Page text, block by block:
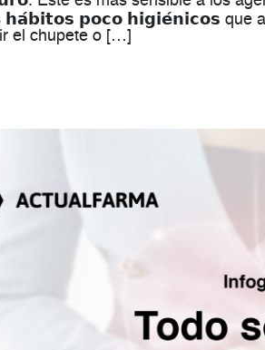
𝗵𝗮́𝗯𝗶𝘁𝗼𝘀 𝗽𝗼𝗰𝗼 𝗵𝗶𝗴𝗶𝗲́𝗻𝗶𝗰𝗼𝘀 que
el chupete o […]